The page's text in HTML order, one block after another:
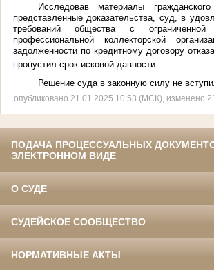
Исследовав материалы
представленные доказательства, суд,в
требованийобщества с ограниченной
профессиональной коллекторской
задолженности по кредитному договору
пропустил срок исковой давности.
Решение суда в законную силу не
опубликовано 21.01.2025 10:53 (МСК), изменено
ПОДАЧА ПРОЦЕССУАЛЬНЫХ
ЭЛЕКТРОННОМ ВИДЕ
О СУДЕ
СУДЕЙСКОЕ СООБЩЕСТВО
НОРМАТИВНЫЕ АКТЫ